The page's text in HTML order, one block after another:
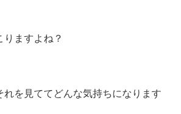
りますよね？
れを見ててどんな気持ちになります